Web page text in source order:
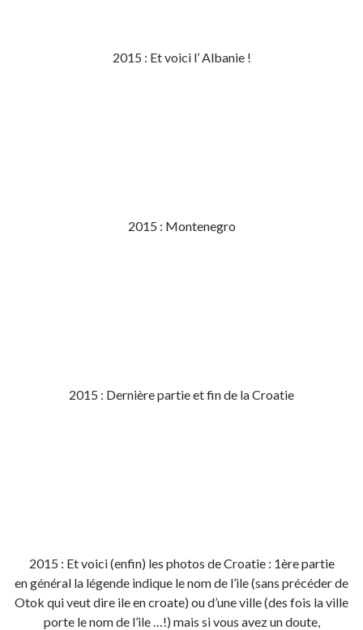
2015 : Et voici l’ Albanie !
2015 : Montenegro
2015 : Dernière partie et fin de la Croatie
2015 : Et voici (enfin) les photos de Croatie : 1ère partie
en général la légende indique le nom de l’ile (sans précéder de
Otok qui veut dire ile en croate) ou d’une ville (des fois la ville
porte le nom de l’ile …!) mais si vous avez un doute,